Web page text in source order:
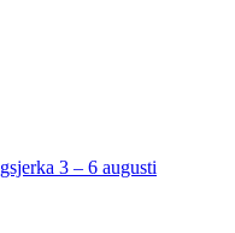
3 – 6 augusti